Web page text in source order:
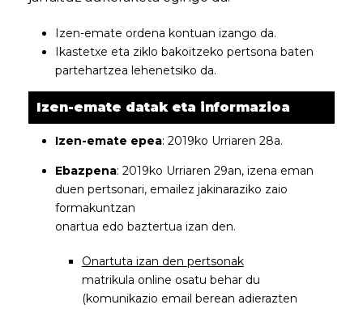
Izen-emate ordena kontuan izango da.
Ikastetxe eta ziklo bakoitzeko pertsona baten
partehartzea lehenetsiko da.
Izen-emate datak eta informazioa
Izen-emate epea: 2019ko Urriaren 28a.
Ebazpena: 2019ko Urriaren 29an, izena eman
duen pertsonari, emailez jakinaraziko zaio
formakuntzan
onartua edo baztertua izan den.
Onartuta izan den pertsonak
matrikula online osatu behar du
(komunikazio email berean adierazten